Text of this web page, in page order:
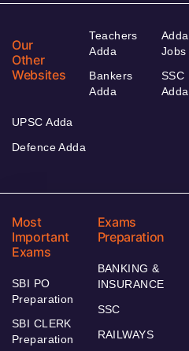
Our
Other
Websites
Teachers
Adda
Bankers
Adda
Adda
Jobs
SSC
Adda
UPSC Adda
Defence Adda
Most
Important
Exams
SBI PO
Preparation
SBI CLERK
Preparation
Exams
Preparation
BANKING &
INSURANCE
SSC
RAILWAYS